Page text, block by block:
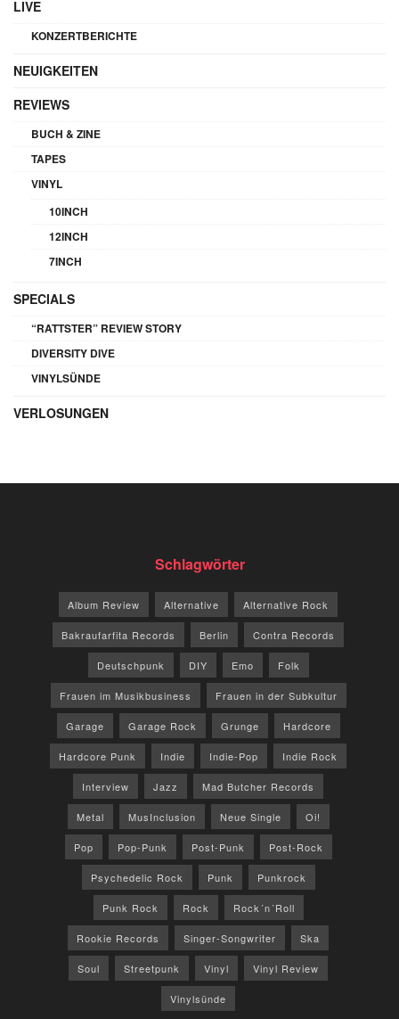
LIVE
KONZERTBERICHTE
NEUIGKEITEN
REVIEWS
BUCH & ZINE
TAPES
VINYL
10INCH
12INCH
7INCH
SPECIALS
“RATTSTER” REVIEW STORY
DIVERSITY DIVE
VINYLSÜNDE
VERLOSUNGEN
Schlagwörter
Album Review Alternative Alternative Rock
Bakraufarfita Records Berlin Contra Records
Deutschpunk DIY Emo Folk
Frauen im Musikbusiness Frauen in der Subkultur
Garage Garage Rock Grunge Hardcore
Hardcore Punk Indie Indie-Pop Indie Rock
Interview Jazz Mad Butcher Records
Metal MusInclusion Neue Single Oi!
Pop Pop-Punk Post-Punk Post-Rock
Psychedelic Rock Punk Punkrock
Punk Rock Rock Rock´n´Roll
Rookie Records Singer-Songwriter Ska
Soul Streetpunk Vinyl Vinyl Review
Vinylsünde